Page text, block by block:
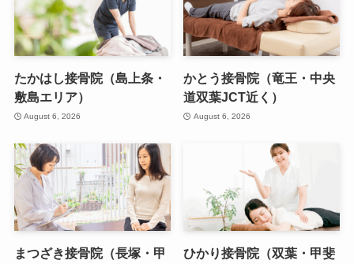
たかはし接骨院（島上条・
敷島エリア）
August 6, 2026
かとう接骨院（竜王・中央
道双葉JCT近く）
August 6, 2026
まつざき接骨院（長塚・甲
ひかり接骨院（双葉・甲斐